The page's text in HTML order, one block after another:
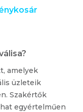
amelyek
üzleteik
Szakértők
egyértelműen